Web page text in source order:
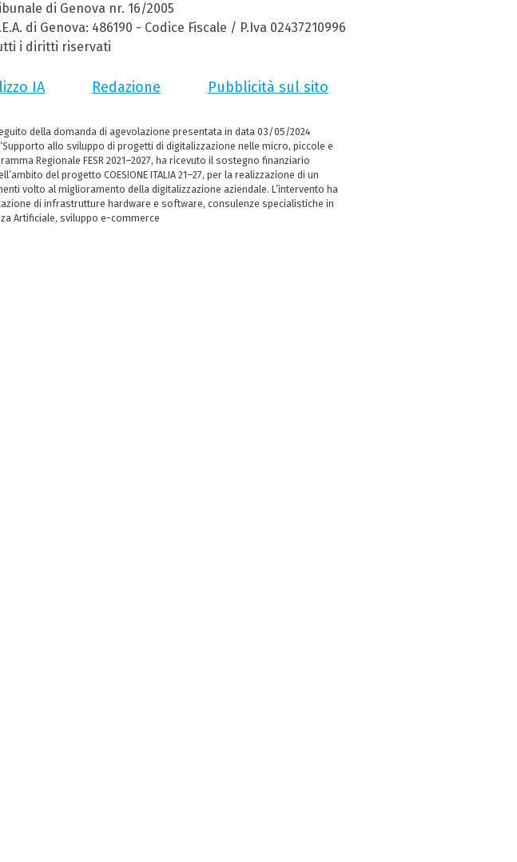
di Genova nr. 16/2005
di Genova: 486190 - Codice Fiscale / P.Iva 02437210996
i diritti riservati
IA Redazione Pubblicità sul sito
seguito della domanda di agevolazione presentata in data 03/05/2024
allo sviluppo di progetti di digitalizzazione nelle micro, piccole e
Regionale FESR 2021–2027, ha ricevuto il sostegno finanziario
del progetto COESIONE ITALIA 21–27, per la realizzazione di un
volto al miglioramento della digitalizzazione aziendale. L’intervento ha
di infrastrutture hardware e software, consulenze specialistiche in
Artificiale, sviluppo e-commerce